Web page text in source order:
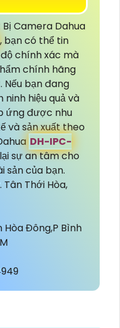
Camera Dahua
, bạn có thể tin
chính xác mà
chính hãng
Nếu bạn đang
hiệu quả và
ứng được nhu
và sản xuất theo
DH-IPC-
sự an tâm cho
sản của bạn.
Tân Thới Hòa,
Đông,P Bình